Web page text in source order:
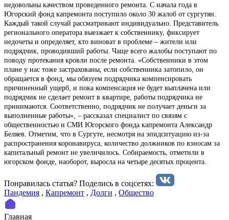
недовольны качеством проведенного ремонта. С начала года в
Югорский фонд капремонта поступило около 30 жалоб от сургутян.
Каждый такой случай рассматривают индивидуально. Представитель
регионального оператора выезжает к собственнику, фиксирует
недочеты и определяет, кто виноват в проблеме – жители или
подрядчик, проводивший работы. Чаще всего жалобы поступают по
поводу протекания кровли после ремонта. «Собственники в этом
плане у нас тоже застрахованы, если собственника затопило, он
обращается в фонд, мы обязуем подрядчика компенсировать
причиненный ущерб, и пока компенсация не будет выплачена или
подрядчик не сделает ремонт в квартире, работы подрядчика не
принимаются. Соответственно, подрядчик не получает деньги за
выполненные работы», – рассказал специалист по связям с
общественностью и СМИ Югорского фонда капремонта Александр
Беляев. Отметим, что в Сургуте, несмотря на эпидситуацию из-за
распространения коронавируса, количество должников по взносам за
капитальный ремонт не увеличилось. Собираемость, отметили в
югорском фонде, наоборот, выросла на четыре десятых процента.
Понравилась статья? Поделиcь в соцсетях:
Пандемия , Капремонт , Долги , Общество
Главная